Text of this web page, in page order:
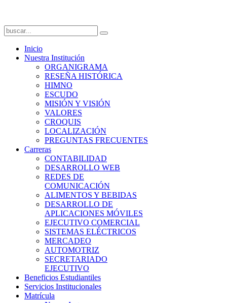
Inicio
Nuestra Institución
ORGANIGRAMA
RESEÑA HISTÓRICA
HIMNO
ESCUDO
MISIÓN Y VISIÓN
VALORES
CROQUIS
LOCALIZACIÓN
PREGUNTAS FRECUENTES
Carreras
CONTABILIDAD
DESARROLLO WEB
REDES DE
COMUNICACIÓN
ALIMENTOS Y BEBIDAS
DESARROLLO DE
APLICACIONES MÓVILES
EJECUTIVO COMERCIAL
SISTEMAS ELÉCTRICOS
MERCADEO
AUTOMOTRIZ
SECRETARIADO
EJECUTIVO
Beneficios Estudiantiles
Servicios Institucionales
Matrícula